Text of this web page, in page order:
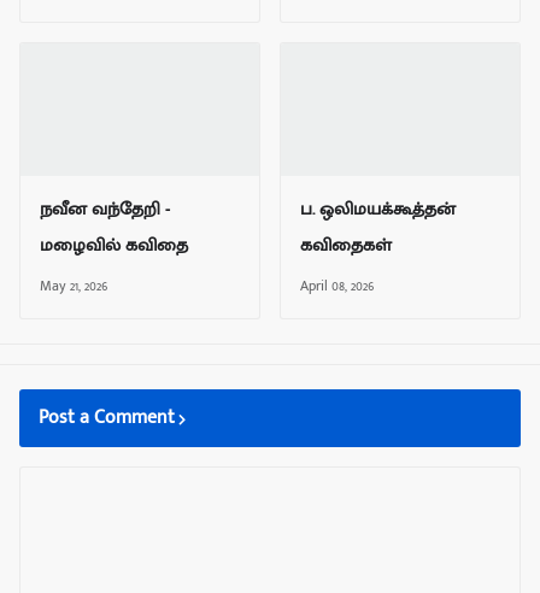
நவீன வந்தேறி -
மழைவில் கவிதை
May 21, 2026
ப. ஒலிமயக்கூத்தன்
கவிதைகள்
April 08, 2026
Post a Comment